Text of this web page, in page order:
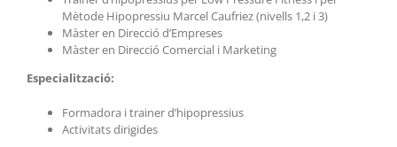
Mètode Hipopressiu Marcel Caufriez (nivells 1,2 i 3)
Màster en Direcció d’Empreses
Màster en Direcció Comercial i Marketing
Especialització:
Formadora i trainer d’hipopressius
Activitats dirigides